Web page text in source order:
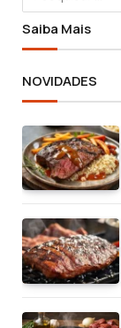
Saiba Mais
NOVIDADES